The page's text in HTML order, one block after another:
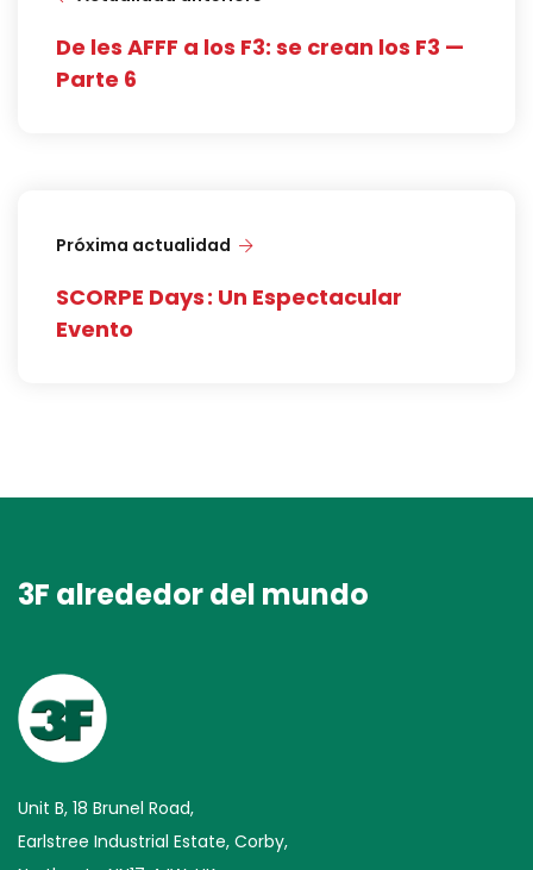
De les AFFF a los F3: se crean los F3 —
Parte 6
Próxima actualidad
SCORPE Days : Un Espectacular
Evento
3F alrededor del mundo
Unit B, 18 Brunel Road,
Earlstree Industrial Estate, Corby,